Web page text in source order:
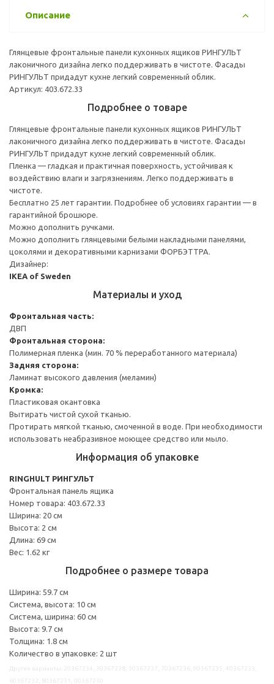
Описание
Глянцевые фронтальные панели кухонных ящиков РИНГУЛЬТ
лаконичного дизайна легко поддерживать в чистоте. Фасады
РИНГУЛЬТ придадут кухне легкий современный облик.
Артикул: 403.672.33
Подробнее о товаре
Глянцевые фронтальные панели кухонных ящиков РИНГУЛЬТ
лаконичного дизайна легко поддерживать в чистоте. Фасады
РИНГУЛЬТ придадут кухне легкий современный облик.
Пленка — гладкая и практичная поверхность, устойчивая к
воздействию влаги и загрязнениям. Легко поддерживать в
чистоте.
Бесплатно 25 лет гарантии. Подробнее об условиях гарантии — в
гарантийной брошюре.
Можно дополнить ручками.
Можно дополнить глянцевыми белыми накладными панелями,
цоколями и декоративными карнизами ФОРБЭТТРА.
Дизайнер:
IKEA of Sweden
Материалы и уход
Фронтальная часть:
ДВП
Фронтальная сторона:
Полимерная пленка (мин. 70 % переработанного материала)
Задняя сторона:
Ламинат высокого давления (меламин)
Кромка:
Пластиковая окантовка
Вытирать чистой сухой тканью.
Протирать мягкой тканью, смоченной в воде. При необходимости
использовать неабразивное моющее средство или мыло.
Информация об упаковке
RINGHULT РИНГУЛЬТ
Фронтальная панель ящика
Номер товара: 403.672.33
Ширина: 20 см
Высота: 2 см
Длина: 69 см
Вес: 1.62 кг
Подробнее о размере товара
Ширина: 59.7 см
Система, высота: 10 см
Система, ширина: 60 см
Высота: 9.7 см
Толщина: 1.8 см
Количество в упаковке: 2 шт